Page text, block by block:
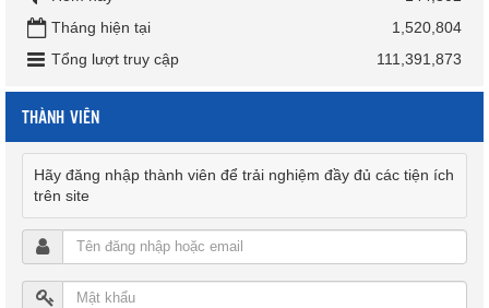
Tháng hiện tại
1,520,804
Tổng lượt truy cập
111,391,873
THÀNH VIÊN
Hãy đăng nhập thành viên để trải nghiệm đầy đủ các tiện ích
trên site